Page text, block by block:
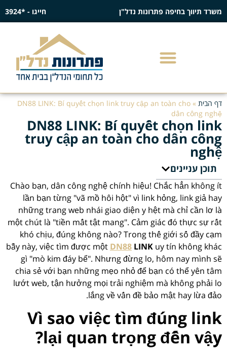
משרד תיווך בחיפה פתרונות נדל"ן חייגו - *3924
דף הבית »
DN88 LINK: Bí quyết chọn link truy cập an toàn cho
dân công nghệ
DN88 LINK: Bí quyết chọn link
truy cập an toàn cho dân công
nghệ
תוכן עניינים
Chào bạn, dân công nghệ chính hiệu! Chắc hẳn không ít
lần bạn từng "vã mồ hôi hột" vì link hỏng, link giả hay
những trang web nhái giao diện y hệt mà chỉ cần lơ là
một chút là "tiền mất tật mang". Cảm giác đó thực sự rất
khó chịu, đúng không nào? Trong thế giới số đầy cạm
bẫy này, việc tìm được một DN88 LINK uy tín không khác
gì "mò kim đáy bể". Nhưng đừng lo, hôm nay mình sẽ
chia sẻ với bạn những mẹo nhỏ để bạn có thể yên tâm
lướt web, tận hưởng mọi trải nghiệm mà không phải lo
lắng về vấn đề bảo mật hay lừa đảo.
Vì sao việc tìm đúng link
lại quan trọng đến vậy?